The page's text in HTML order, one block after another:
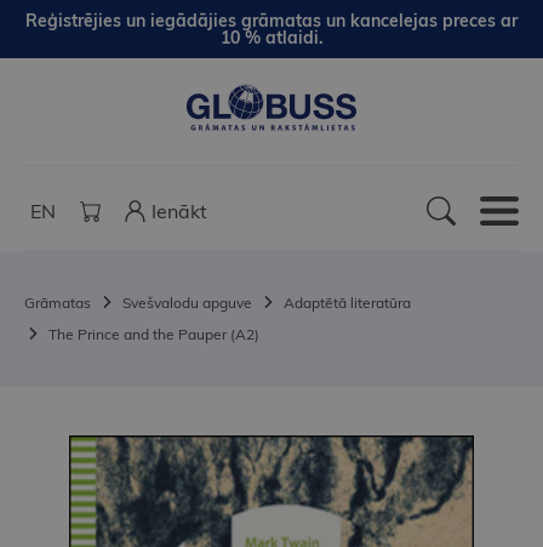
Reģistrējies un iegādājies grāmatas un kancelejas preces ar
10 % atlaidi.
EN Ienākt
Grāmatas Svešvalodu apguve
Adaptētā literatūra
The Prince and the Pauper (A2)